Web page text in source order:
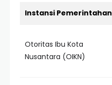
Instansi Pemerintahan
Otoritas Ibu Kota
Nusantara (OIKN)